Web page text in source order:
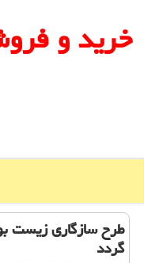
خرید و
طرح سازگاری زیست
گردد